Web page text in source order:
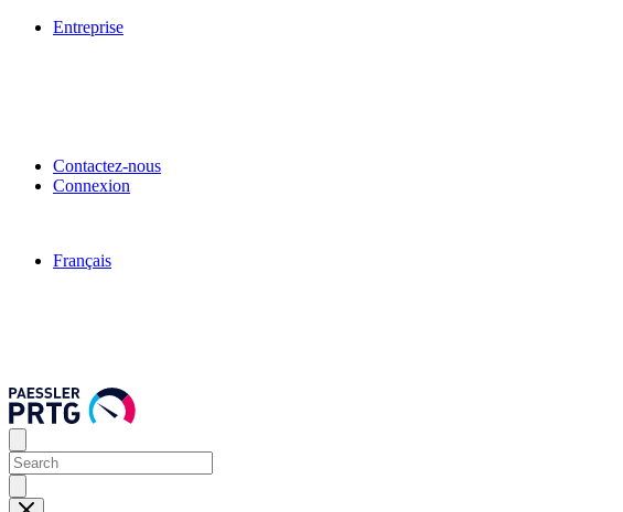
Entreprise
Contactez-nous
Connexion
Français